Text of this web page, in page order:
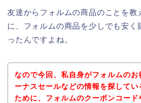
友達からフォルムの商品のことを教
に、フォルムの商品を少しでも安く
ったんですよね。
なので今回、私自身がフォルムのお
ーナスセールなどの情報を探してい
ために、フォルムのクーポンコード